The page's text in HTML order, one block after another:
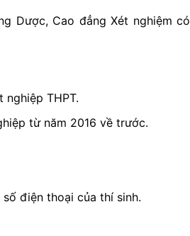
Dược, Cao đẳng Xét nghiệm có
THPT.
từ năm 2016 về trước.
điện thoại của thí sinh.